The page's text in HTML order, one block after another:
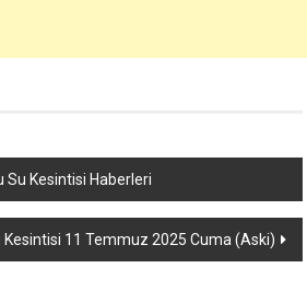
Kesintisi Haberleri
Kesintisi 11 Temmuz 2025 Cuma (Aski)